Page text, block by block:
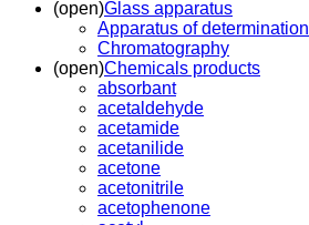
(open)Glass apparatus
Apparatus of determination
Chromatography
(open)Chemicals products
absorbant
acetaldehyde
acetamide
acetanilide
acetone
acetonitrile
acetophenone